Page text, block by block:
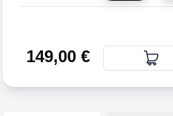
149,00€